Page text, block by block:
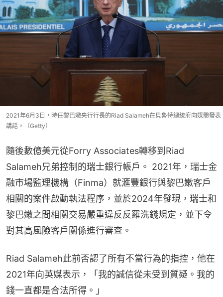
2021年6月3日，時任黎巴嫩央行行長的Riad Salameh在貝魯特總統府向媒體發表
講話。（Getty）
隨後數億美元從Forry Associates轉移到Riad
Salameh兄弟控制的瑞士銀行帳戶。 2021年，瑞士金
融市場監理機構（Finma）就滙豐銀行與黎巴嫩客戶
相關的案件啟動執法程序，並於2024年發現，瑞士和
黎巴嫩之間相關交易嚴重違反反羅洗錢規定，並下令
對其高風險客戶關係進行審查。
Riad Salameh此前否認了所有不當行為的指控，他在
2021年向英媒表示，「我的誠信從未受到質疑。我的
錢一直都是合法所得。」